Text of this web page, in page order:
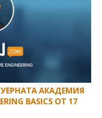
АКАДЕМИЯ
BASICS ОТ 17